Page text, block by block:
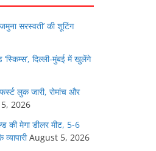
सरस्वती’ की शूटिंग
‘स्किम्स’, दिल्ली-मुंबई में खुलेंगे
फर्स्ट लुक जारी, रोमांच और
2026
की मेगा डीलर मीट, 5-6
August 5, 2026